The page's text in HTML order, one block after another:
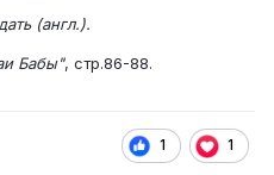
(англ.).
Бабы", стр.86-88.
1 1